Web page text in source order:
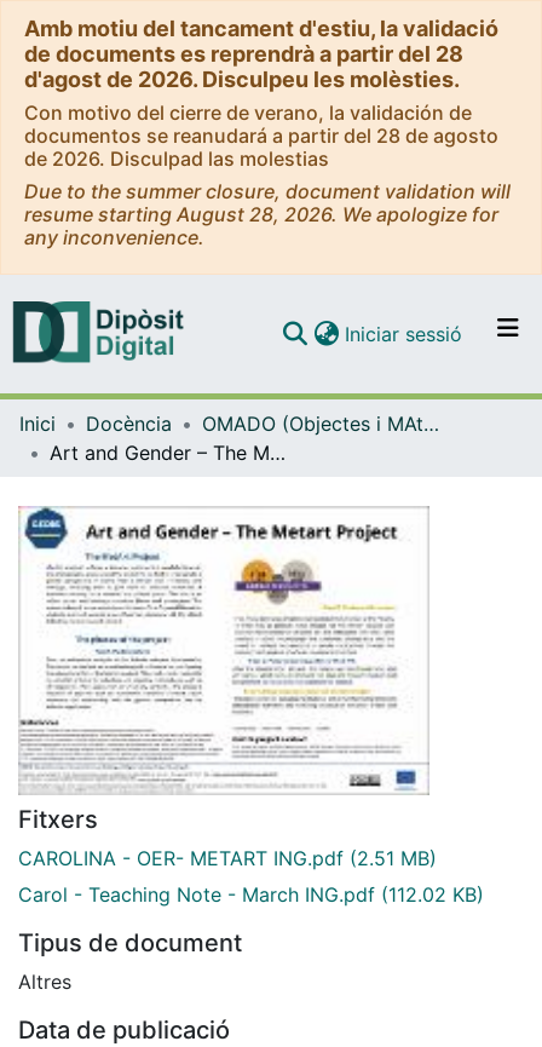
Amb motiu del tancament d'estiu, la validació
de documents es reprendrà a partir del 28
d'agost de 2026. Disculpeu les molèsties.
Con motivo del cierre de verano, la validación de
documentos se reanudará a partir del 28 de agosto
de 2026. Disculpad las molestias
Due to the summer closure, document validation will
resume starting August 28, 2026. We apologize for
any inconvenience.
Navega per tot el DD
Contacte
Iniciar sessió (current)
Inici Docència
OMADO (Objectes i MAterials DOcents)
Art and Gender – The Metart Project
Fitxers
CAROLINA - OER- METART ING.pdf (2.51 MB)
Carol - Teaching Note - March ING.pdf (112.02 KB)
Tipus de document
Altres
Data de publicació